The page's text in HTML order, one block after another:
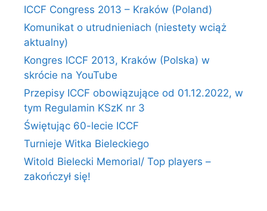
ICCF Congress 2013 – Kraków (Poland)
Komunikat o utrudnieniach (niestety wciąż
aktualny)
Kongres ICCF 2013, Kraków (Polska) w
skrócie na YouTube
Przepisy ICCF obowiązujące od 01.12.2022, w
tym Regulamin KSzK nr 3
Świętując 60-lecie ICCF
Turnieje Witka Bieleckiego
Witold Bielecki Memorial/ Top players –
zakończył się!